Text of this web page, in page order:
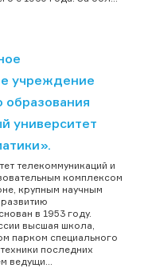
учреждение
образования
университет
телекоммуникаций и
комплексом
крупным научным
в 1953 году.
высшая школа,
парком специального
последних
ведущи...